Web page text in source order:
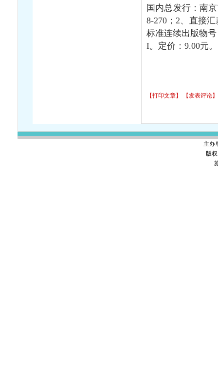
国内总发行：南
8-270 ； 2、直接
标准连续出版物
I。定价： 9.00元。
【打印文章】 【发表评论】
主办
版